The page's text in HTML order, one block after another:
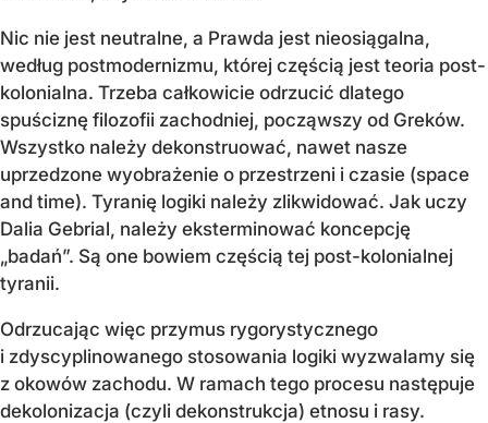
Nic nie jest neutralne, a Prawda jest nieosiągalna,
według postmodernizmu, której częścią jest teoria post-
kolonialna. Trzeba całkowicie odrzucić dlatego
spuściznę filozofii zachodniej, począwszy od Greków.
Wszystko należy dekonstruować, nawet nasze
uprzedzone wyobrażenie o przestrzeni i czasie (space
and time). Tyranię logiki należy zlikwidować. Jak uczy
Dalia Gebrial, należy eksterminować koncepcję
„badań”. Są one bowiem częścią tej post-kolonialnej
tyranii.
Odrzucając więc przymus rygorystycznego
i zdyscyplinowanego stosowania logiki wyzwalamy się
z okowów zachodu. W ramach tego procesu następuje
dekolonizacja (czyli dekonstrukcja) etnosu i rasy.